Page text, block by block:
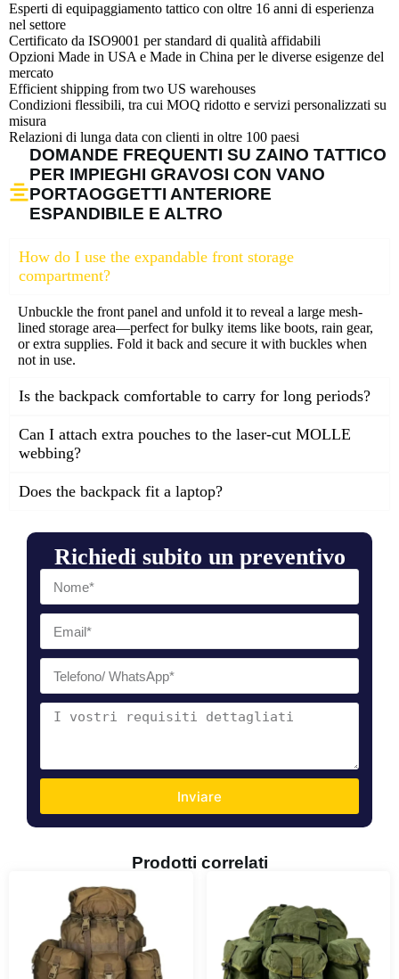
Richiedi subito un preventivo
Inviare
Esperti di equipaggiamento tattico con oltre 16 anni di esperienza
nel settore
Certificato da ISO9001 per standard di qualità affidabili
Opzioni Made in USA e Made in China per le diverse esigenze del
mercato
Efficient shipping from two US warehouses
Condizioni flessibili, tra cui MOQ ridotto e servizi personalizzati su
misura
Relazioni di lunga data con clienti in oltre 100 paesi
DOMANDE FREQUENTI SU ZAINO TATTICO
PER IMPIEGHI GRAVOSI CON VANO
PORTAOGGETTI ANTERIORE
ESPANDIBILE E ALTRO
How do I use the expandable front storage
compartment?
Unbuckle the front panel and unfold it to reveal a large mesh-
lined storage area—perfect for bulky items like boots, rain gear,
or extra supplies. Fold it back and secure it with buckles when
not in use.
Is the backpack comfortable to carry for long periods?
Can I attach extra pouches to the laser-cut MOLLE
webbing?
Does the backpack fit a laptop?
Prodotti correlati